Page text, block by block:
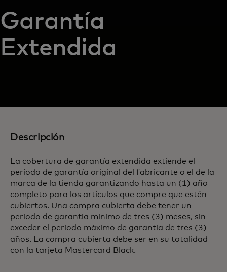
Garantía
Extendida
Descripción
La cobertura de garantía extendida extiende el
período de garantía original del fabricante o el de la
marca de la tienda garantizando hasta un (1) año
completo para los artículos que compre que estén
cubiertos. Una compra cubierta debe tener un
período de garantía mínimo de tres (3) meses, sin
exceder el periodo máximo de garantía de tres (3)
años. La compra cubierta debe ser en su totalidad
con la tarjeta Mastercard Black.